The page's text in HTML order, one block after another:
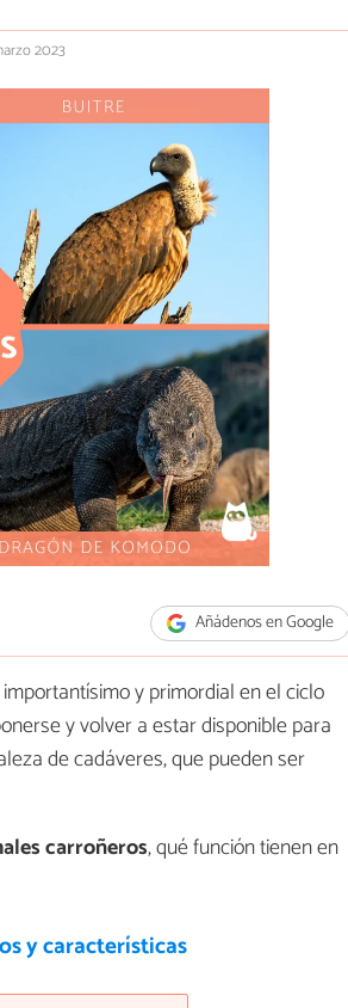
2023
Añádenos en Google
y primordial en el ciclo
y volver a estar disponible para
de cadáveres, que pueden ser
carroñeros, qué función tienen en
y características